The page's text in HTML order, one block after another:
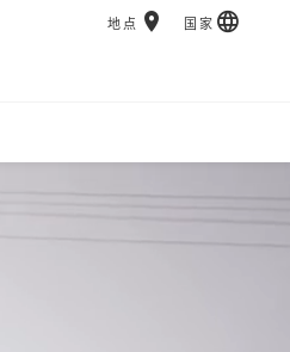
地点 国家